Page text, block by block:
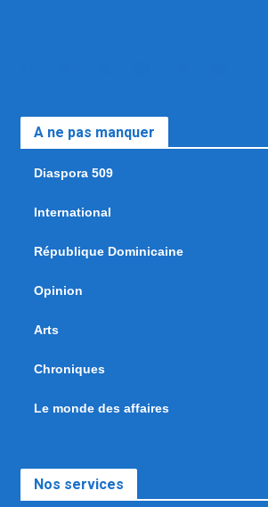
A ne pas manquer
Diaspora 509
International
République Dominicaine
Opinion
Arts
Chroniques
Le monde des affaires
Nos services